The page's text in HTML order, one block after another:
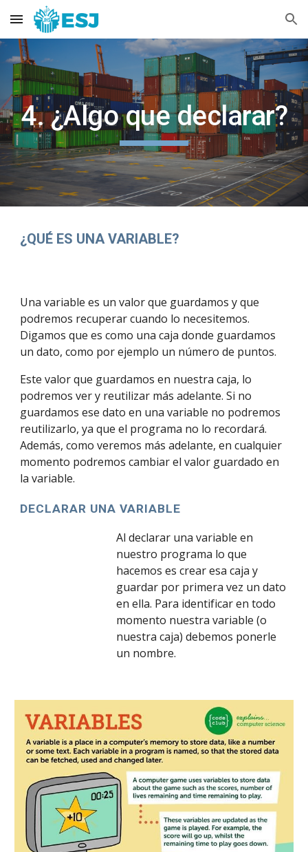
Skip to main content Skip to navigation
4. ¿Algo que declarar?
¿QUÉ ES UNA VARIABLE?
Una variable es un valor que guardamos y que
podremos recuperar cuando lo necesitemos.
Digamos que es como una caja donde guardamos
un dato, como por ejemplo un número de puntos.
Este valor que guardamos en nuestra caja, lo
podremos ver y reutilizar más adelante. Si no
guardamos ese dato en una variable no podremos
reutilizarlo, ya que el programa no lo recordará.
Además, como veremos más adelante, en cualquier
momento podremos cambiar el valor guardado en
la variable.
DECLARAR UNA VARIABLE
Al declarar una variable en
nuestro programa lo que
hacemos es crear esa caja y
guardar por primera vez un dato
en ella. Para identificar en todo
momento nuestra variable (o
nuestra caja) debemos ponerle
un nombre.